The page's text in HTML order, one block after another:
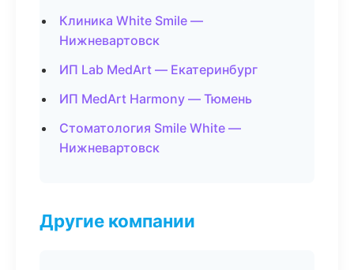
Клиника White Smile —
Нижневартовск
ИП Lab MedArt — Екатеринбург
ИП MedArt Harmony — Тюмень
Стоматология Smile White —
Нижневартовск
Другие компании